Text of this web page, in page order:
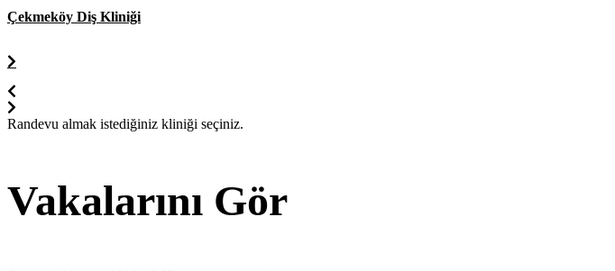
Çekmeköy Diş Kliniği
Randevu almak istediğiniz kliniği seçiniz.
Vakalarını Gör